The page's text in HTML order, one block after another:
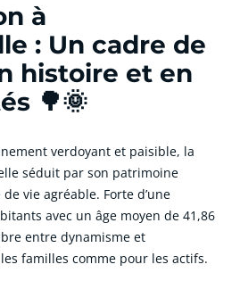
à
: Un cadre de
histoire et en
🌳🌞
verdoyant et paisible, la
séduit par son patrimoine
vie agréable. Forte d’une
avec un âge moyen de 41,86
entre dynamisme et
familles comme pour les actifs.